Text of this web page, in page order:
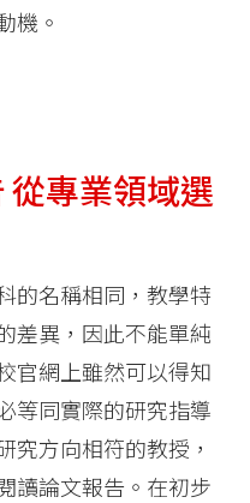
機。
專業領域選
的名稱相同，教學特
差異，因此不能單純
官網上雖然可以得知
等同實際的研究指導
究方向相符的教授，
讀論文報告。在初步